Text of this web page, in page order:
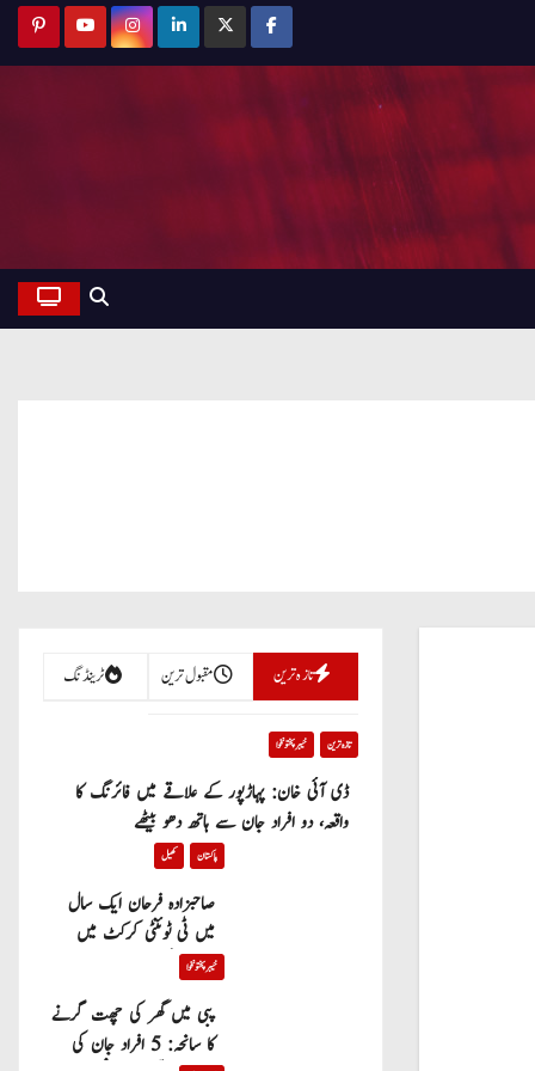
تازہ ترین مقبول ترین ٹرینڈنگ
تازہ ترین خیبر پختونخوا
ڈی آئی خان: پہاڑپور کے علاقے میں فائرنگ کا
واقعہ، دو افراد جان سے ہاتھ دھو بیٹھے
پاکستان کھیل
صاحبزادہ فرحان ایک سال
میں ٹی ٹوئنٹی کرکٹ میں
100 چھکے لگانے والے پہلے
پاکستانی بیٹر بن گئے
خیبر پختونخوا
پبی میں گھر کی چھت گرنے
کا سانحہ: 5 افراد جان کی